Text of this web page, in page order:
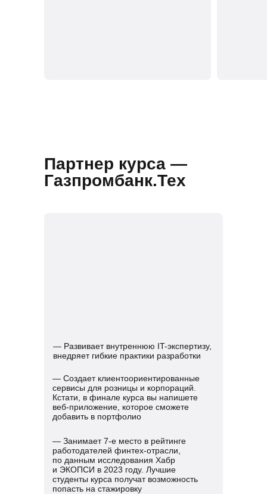
Партнер курса —
Газпромбанк.Тех
— Создает клиентоориентированные
сервисы для розницы и корпораций.
Кстати, в финале курса вы напишете
веб-приложение, которое сможете
добавить в портфолио
— Занимает 7-е место в рейтинге
работодателей финтех-отрасли,
по данным исследования Хабр
и ЭКОПСИ в 2023 году. Лучшие
студенты курса получат возможность
попасть на стажировку
— Развивает внутреннюю IT-экспертизу,
внедряет гибкие практики разработки